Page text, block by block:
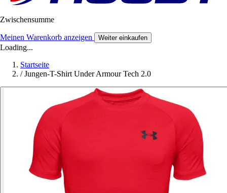
Zwischensumme
Meinen Warenkorb anzeigen Weiter einkaufen
Loading...
Startseite
/ Jungen-T-Shirt Under Armour Tech 2.0